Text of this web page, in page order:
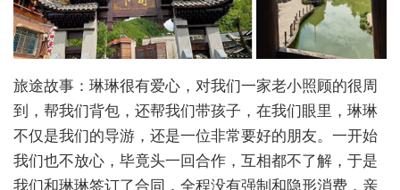
旅途故事：琳琳很有爱心，对我们一家老小照顾的很周
到，帮我们背包，还帮我们带孩子，在我们眼里，琳琳
不仅是我们的导游，还是一位非常要好的朋友。一开始
我们也不放心，毕竟头一回合作，互相都不了解，于是
我们和琳琳签订了合同，全程没有强制和隐形消费，亲